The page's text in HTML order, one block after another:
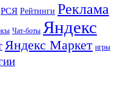
РСЯ Рейтинги Реклама
Чат-боты Яндекс
Яндекс Маркет игры